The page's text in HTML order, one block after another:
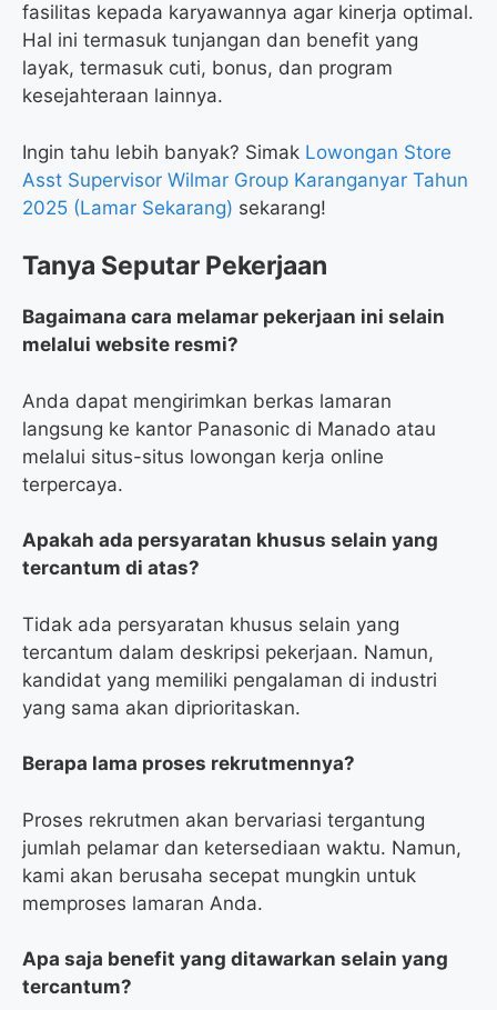
fasilitas kepada karyawannya agar kinerja optimal.
Hal ini termasuk tunjangan dan benefit yang
layak, termasuk cuti, bonus, dan program
kesejahteraan lainnya.
Ingin tahu lebih banyak? Simak Lowongan Store
Asst Supervisor Wilmar Group Karanganyar Tahun
2025 (Lamar Sekarang) sekarang!
Tanya Seputar Pekerjaan
Bagaimana cara melamar pekerjaan ini selain
melalui website resmi?
Anda dapat mengirimkan berkas lamaran
langsung ke kantor Panasonic di Manado atau
melalui situs-situs lowongan kerja online
terpercaya.
Apakah ada persyaratan khusus selain yang
tercantum di atas?
Tidak ada persyaratan khusus selain yang
tercantum dalam deskripsi pekerjaan. Namun,
kandidat yang memiliki pengalaman di industri
yang sama akan diprioritaskan.
Berapa lama proses rekrutmennya?
Proses rekrutmen akan bervariasi tergantung
jumlah pelamar dan ketersediaan waktu. Namun,
kami akan berusaha secepat mungkin untuk
memproses lamaran Anda.
Apa saja benefit yang ditawarkan selain yang
tercantum?